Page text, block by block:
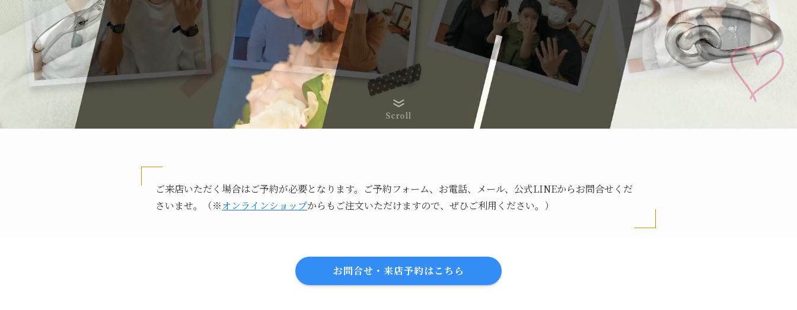
Scroll
ご来店いただく場合はご予約が必要となります。ご予約フォーム、お電話、メール、公式LINEからお問合せくだ
さいませ。（※オンラインショップからもご注文いただけますので、ぜひご利用ください。）
お問合せ・来店予約はこちら